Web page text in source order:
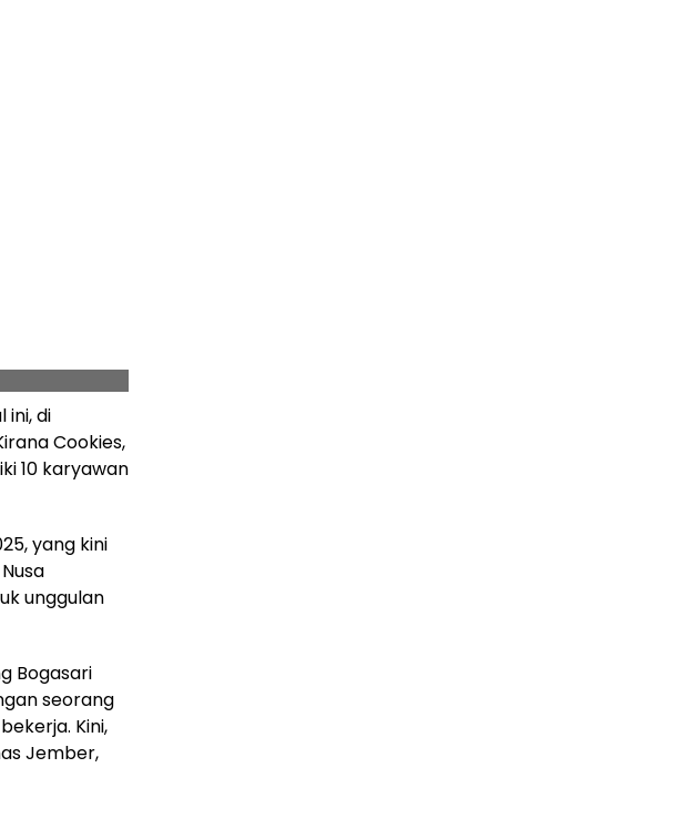
ini, di
Cookies,
10 karyawan
yang kini
unggulan
Bogasari
seorang
Kini,
Jember,